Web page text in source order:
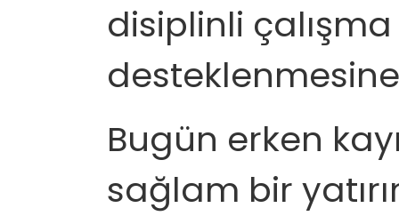
disiplinli
Bugün erken
sağlam bir